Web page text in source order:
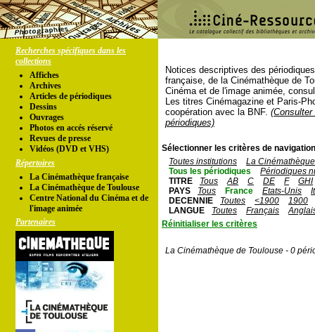
Recherches spécifiques dans les
collections
Affiches
Archives
Articles de périodiques
Dessins
Ouvrages
Photos en accés réservé
Revues de presse
Vidéos (DVD et VHS)
Répertoires
La Cinémathèque française
La Cinémathèque de Toulouse
Centre National du Cinéma et de
l'image animée
Partenaires
Notices descriptives des
française, de la Cinémathèque de
Cinéma et de l'image animée,
Les titres Cinémagazine et Paris-
coopération avec la BNF.
périodiques)
Sélectionner les critères de
Toutes institutions
La
Tous les périodiques
Périodiques
TITRE
Tous AB C DE F
GHI
PAYS
Tous France Etats-Unis
DECENNIE
Toutes <1900
1900
LANGUE
Toutes Français
Réinitialiser les critères
La Cinémathèque de Toulouse - 0